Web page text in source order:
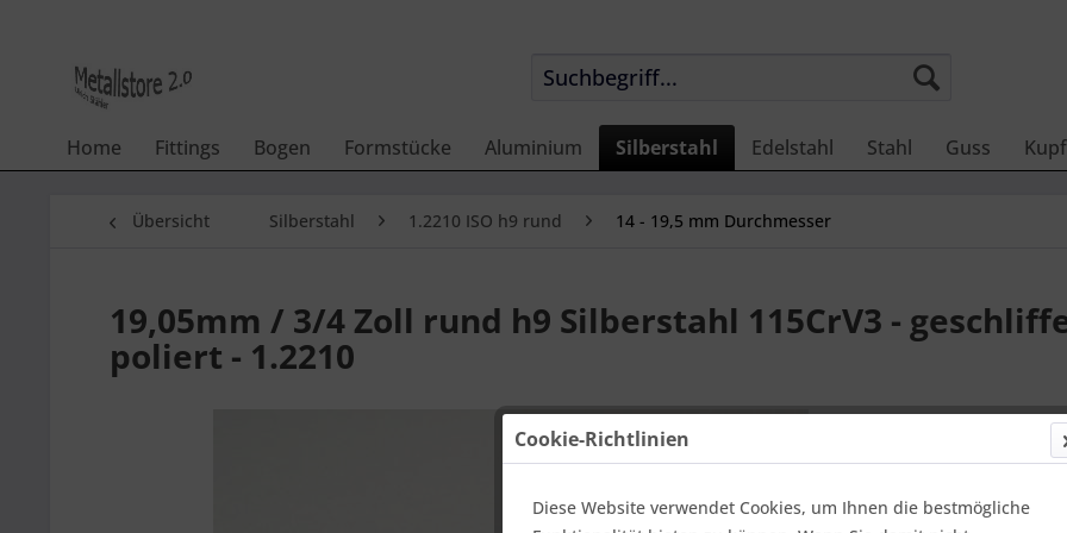
Home Fittings Bogen Formstücke Aluminium Silberstahl Edelstahl Stahl Guss
Übersicht Silberstahl 1.2210 ISO h9 rund 14 - 19,5 mm Durchmesser
19,05mm / 3/4 Zoll rund h9 Silberstahl 115CrV3 -
poliert - 1.2210
50,42
1
Online-
Cookie-Richtlinien
Diese Website verwendet Cookies, um Ihnen die bestmögliche